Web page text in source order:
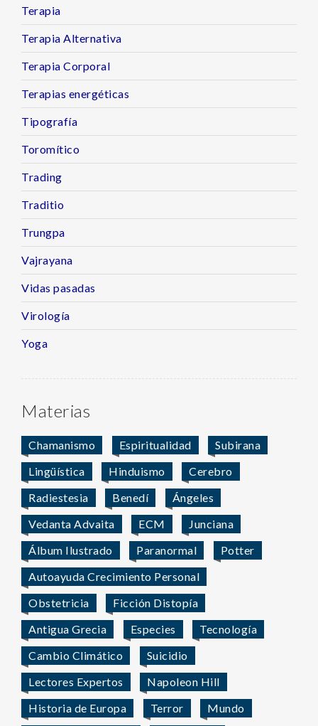
Terapia
Terapia Alternativa
Terapia Corporal
Terapias energéticas
Tipografía
Toromítico
Trading
Traditio
Trungpa
Vajrayana
Vidas pasadas
Virología
Yoga
Materias
Chamanismo Espiritualidad
Subirana
Lingüística
Hinduismo
Cerebro
Radiestesia
Benedí
Ángeles
Vedanta Advaita
ECM
Junciana
Álbum Ilustrado
Paranormal
Potter
Autoayuda Crecimiento Personal
Obstetricia
Ficción Distopía
Antigua Grecia
Especies
Tecnología
Cambio Climático
Suicidio
Lectores Expertos
Napoleon Hill
Historia de Europa
Terror
Mundo